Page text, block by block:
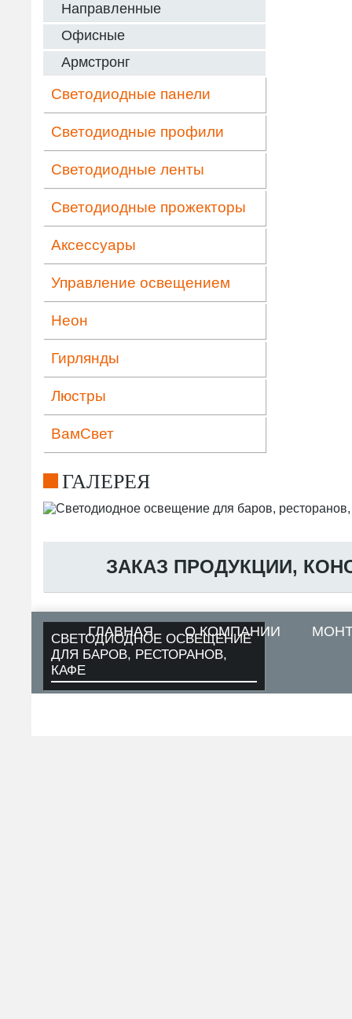
Направленные
Офисные
Армстронг
Светодиодные панели
Светодиодные профили
Светодиодные ленты
Светодиодные прожекторы
Аксессуары
Управление освещением
Неон
Гирлянды
Люстры
ВамСвет
ГАЛЕРЕЯ
СВЕТОДИОДНОЕ ОСВЕЩЕНИЕ
ДЛЯ БАРОВ, РЕСТОРАНОВ,
КАФЕ
ЗАКАЗ ПРОДУКЦИИ,
ГЛАВНАЯ О КОМПАНИИ